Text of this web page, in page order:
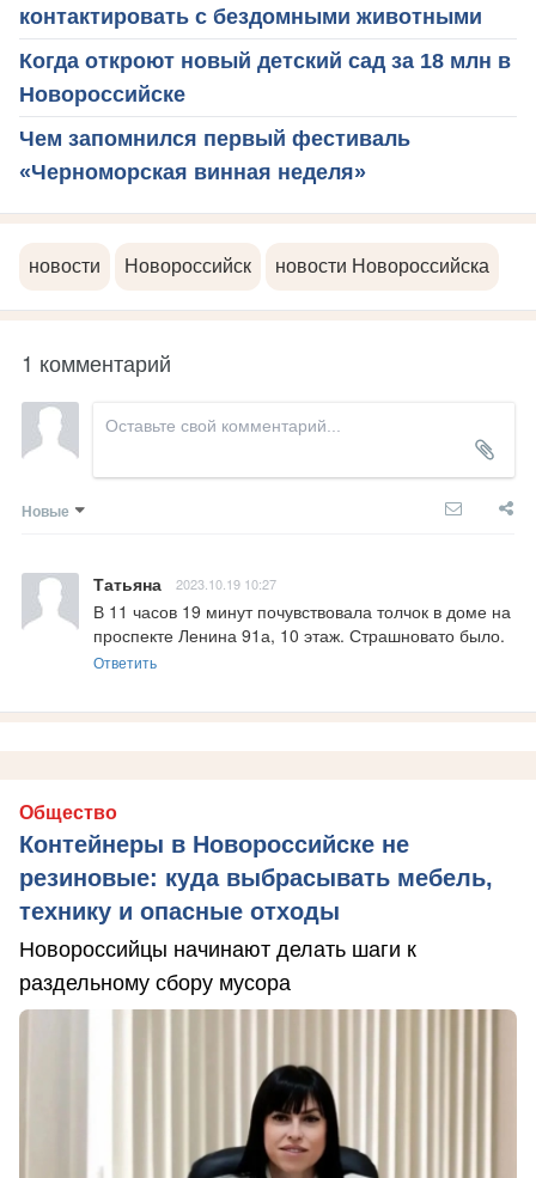
контактировать с бездомными животными
Когда откроют новый детский сад за 18 млн в
Новороссийске
Чем запомнился первый фестиваль
«Черноморская винная неделя»
новости Новороссийск новости Новороссийска
1 комментарий
Новые
Татьяна 2023.10.19 10:27
В 11 часов 19 минут почувствовала толчок в доме на
проспекте Ленина 91а, 10 этаж. Страшновато было.
Ответить
Общество
Контейнеры в Новороссийске не
резиновые: куда выбрасывать мебель,
технику и опасные отходы
Новороссийцы начинают делать шаги к
раздельному сбору мусора